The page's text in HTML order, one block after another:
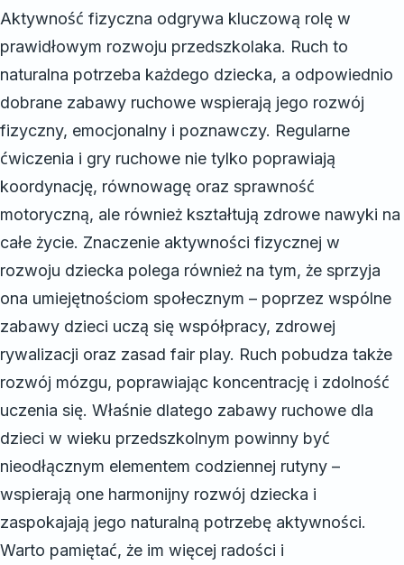
Aktywność fizyczna odgrywa kluczową rolę w
prawidłowym rozwoju przedszkolaka. Ruch to
naturalna potrzeba każdego dziecka, a odpowiednio
dobrane zabawy ruchowe wspierają jego rozwój
fizyczny, emocjonalny i poznawczy. Regularne
ćwiczenia i gry ruchowe nie tylko poprawiają
koordynację, równowagę oraz sprawność
motoryczną, ale również kształtują zdrowe nawyki na
całe życie. Znaczenie aktywności fizycznej w
rozwoju dziecka polega również na tym, że sprzyja
ona umiejętnościom społecznym – poprzez wspólne
zabawy dzieci uczą się współpracy, zdrowej
rywalizacji oraz zasad fair play. Ruch pobudza także
rozwój mózgu, poprawiając koncentrację i zdolność
uczenia się. Właśnie dlatego zabawy ruchowe dla
dzieci w wieku przedszkolnym powinny być
nieodłącznym elementem codziennej rutyny –
wspierają one harmonijny rozwój dziecka i
zaspokajają jego naturalną potrzebę aktywności.
Warto pamiętać, że im więcej radości i